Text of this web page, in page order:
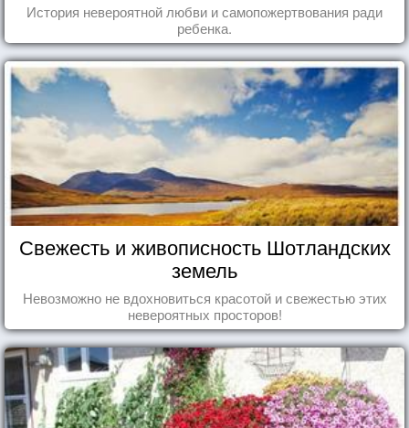
История невероятной любви и самопожертвования ради
ребенка.
Свежесть и живописность Шотландских
земель
Невозможно не вдохновиться красотой и свежестью этих
невероятных просторов!